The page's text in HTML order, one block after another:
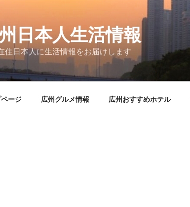
日本人生活情報
住日本人に生活情報をお届けします
ページ 広州グルメ情報 広州おすすめホテル